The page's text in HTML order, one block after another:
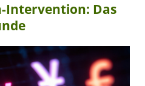
Intervention: Das